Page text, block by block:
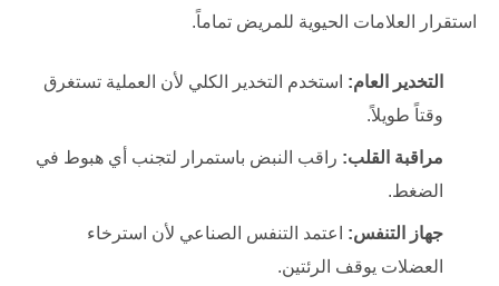
استقرار العلامات الحيوية للمريض تماماً.
التخدير العام: استخدم التخدير الكلي لأن العملية تستغرق
وقتاً طويلاً.
مراقبة القلب: راقب النبض باستمرار لتجنب أي هبوط في
الضغط.
جهاز التنفس: اعتمد التنفس الصناعي لأن استرخاء
العضلات يوقف الرئتين.